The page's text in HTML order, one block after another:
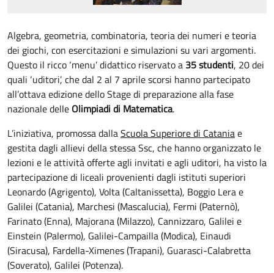
Algebra, geometria, combinatoria, teoria dei numeri e teoria
dei giochi, con esercitazioni e simulazioni su vari argomenti.
Questo il ricco ‘menu’ didattico riservato a 35 studenti, 20 dei
quali ‘uditori’, che dal 2 al 7 aprile scorsi hanno partecipato
all’ottava edizione dello Stage di preparazione alla fase
nazionale delle Olimpiadi di Matematica.
L’iniziativa, promossa dallaScuola Superiore di Cataniae
gestita dagli allievi della stessa Ssc, che hanno organizzato le
lezioni e le attività offerte agli invitati e agli uditori, ha visto la
partecipazione di liceali provenienti dagli istituti superiori
Leonardo (Agrigento), Volta (Caltanissetta), Boggio Lera e
Galilei (Catania), Marchesi (Mascalucia), Fermi (Paternò),
Farinato (Enna), Majorana (Milazzo), Cannizzaro, Galilei e
Einstein (Palermo), Galilei-Campailla (Modica), Einaudi
(Siracusa), Fardella-Ximenes (Trapani), Guarasci-Calabretta
(Soverato), Galilei (Potenza).